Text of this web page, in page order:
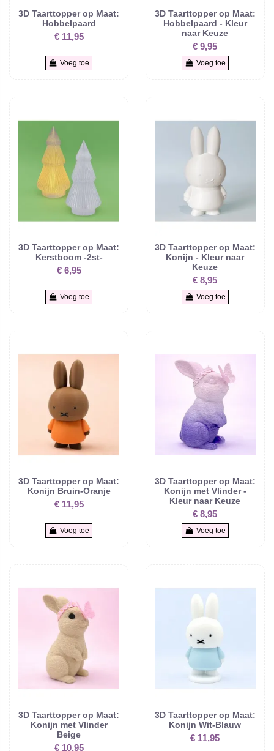
3D Taarttopper op Maat:
Hobbelpaard
€ 11,95
Voeg toe
3D Taarttopper op Maat:
Hobbelpaard - Kleur
naar Keuze
€ 9,95
Voeg toe
3D Taarttopper op Maat:
Kerstboom -2st-
€ 6,95
Voeg toe
3D Taarttopper op Maat:
Konijn - Kleur naar
Keuze
€ 8,95
Voeg toe
3D Taarttopper op Maat:
Konijn Bruin-Oranje
€ 11,95
Voeg toe
3D Taarttopper op Maat:
Konijn met Vlinder -
Kleur naar Keuze
€ 8,95
Voeg toe
3D Taarttopper op Maat:
Konijn met Vlinder
Beige
€ 10,95
3D Taarttopper op Maat:
Konijn Wit-Blauw
€ 11,95